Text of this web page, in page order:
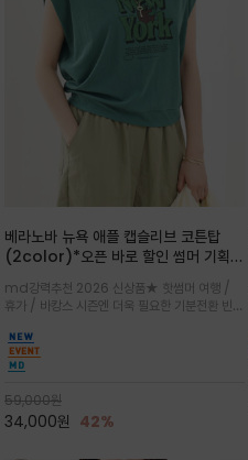
베라노바 뉴욕 애플 캡슬리브 코튼탑
(2color)*오픈 바로 할인 썸머 기획
★ 한정수량 제작 ★ 강연 코튼으로 빈
티지 프린트로 여름 하의와 모두 잘어울
리는 그래픽
md강력추천 2026 신상품★ 핫썸머 여행 /
휴가 / 바캉스 시즌엔 더욱 필요한 기분전환 빈티
부에 산뜻하게 닿는 프리미엄 /답답함 없는 라운
드 넥라인과 자연스럽게 어깨를 감싸는 캡슬리브
디자인이 팔 라인을 더욱 날씬
59,000원
34,000원 42%